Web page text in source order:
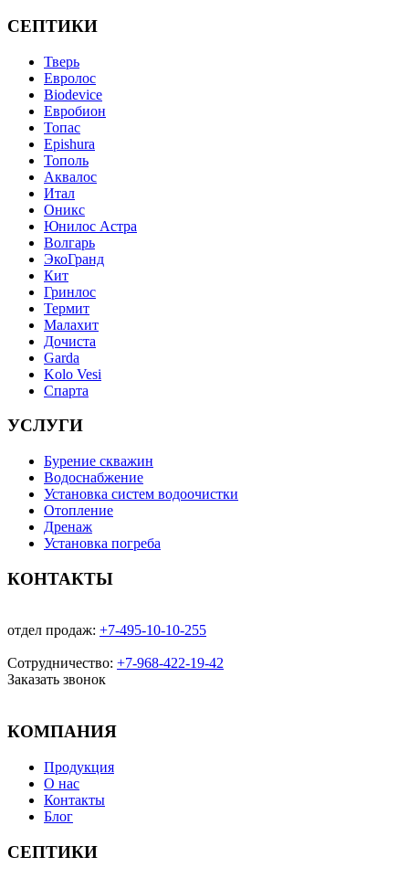
СЕПТИКИ
Тверь
Евролос
Biodevice
Евробион
Топас
Epishura
Тополь
Аквалос
Итал
Оникс
Юнилос Астра
Волгарь
ЭкоГранд
Кит
Гринлос
Термит
Малахит
Дочиста
Garda
Kolo Vesi
Спарта
УСЛУГИ
Бурение скважин
Водоснабжение
Установка систем водоочистки
Отопление
Дренаж
Установка погреба
КОНТАКТЫ
отдел продаж: +7-495-10-10-255
Сотрудничество: +7-968-422-19-42
Заказать звонок
КОМПАНИЯ
Продукция
О нас
Контакты
Блог
СЕПТИКИ